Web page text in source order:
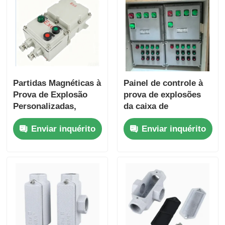
Partidas Magnéticas à
Prova de Explosão
Personalizadas,
Painéis de Controle
de Motor e Caixas de
Controle de Bomba
Enviar inquérito
Painel de controle à
prova de explosões
da caixa de
distribuição IP65
resistente à corrosão
Enviar inquérito